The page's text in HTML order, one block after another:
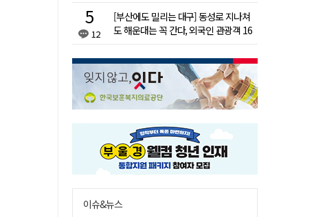
12
[부산에도 밀리는 대구] 동성로 지나쳐
도 해운대는 꼭 간다, 외국인 관광객 16
이슈&뉴스